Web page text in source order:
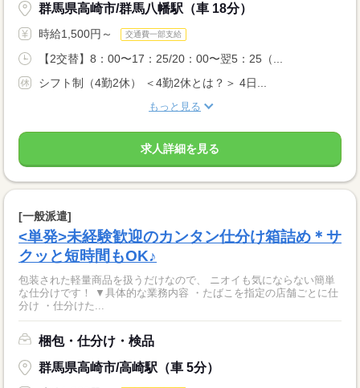
群馬県高崎市/群馬八幡駅（車 18分）
時給1,500円～ 交通費一部支給
【2交替】8：00〜17：25/20：00〜翌5：25（...
シフト制（4勤2休） ＜4勤2休とは？＞ 4日...
もっと見る
求人詳細を見る
[一般派遣]
<単発>未経験歓迎のカンタン仕分け箱詰め＊サ
クッと短時間もOK♪
包装された軽量商品を扱うだけなので、 ニオイも気にならない簡単
な仕分けです！ ▼具体的な業務内容 ・たばこを指定の店舗ごとに仕
分け ・仕分けた...
梱包・仕分け・検品
群馬県高崎市/高崎駅（車 5分）